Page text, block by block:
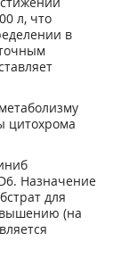
л, что
в
цитохрома
Назначение
для
(на